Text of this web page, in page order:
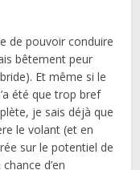
de pouvoir conduire
bêtement peur
Et même si le
été que trop bref
je sais déjà que
le volant (et en
sur le potentiel de
d’en